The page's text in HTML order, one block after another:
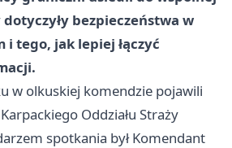
bezpieczeństwa w
i tego, jak lepiej łączyć
w olkuskiej komendzie pojawili
Oddziału Straży
spotkania był Komendant